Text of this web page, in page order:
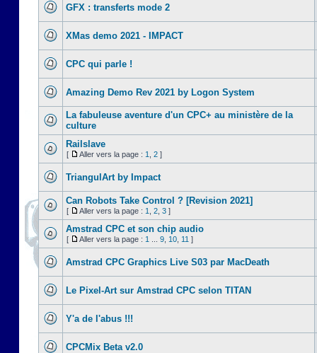
GFX : transferts mode 2
XMas demo 2021 - IMPACT
CPC qui parle !
Amazing Demo Rev 2021 by Logon System
La fabuleuse aventure d'un CPC+ au ministère de la
culture
Railslave
[ Aller vers la page : 1 2 ]
TriangulArt by Impact
Can Robots Take Control ? [Revision 2021]
[ Aller vers la page : 1 2 3 ]
Amstrad CPC et son chip audio
[ Aller vers la page : 1 9 10 11 ]
Amstrad CPC Graphics Live S03 par MacDeath
Le Pixel-Art sur Amstrad CPC selon TITAN
Y'a de l'abus !!!
CPCMix Beta v2.0